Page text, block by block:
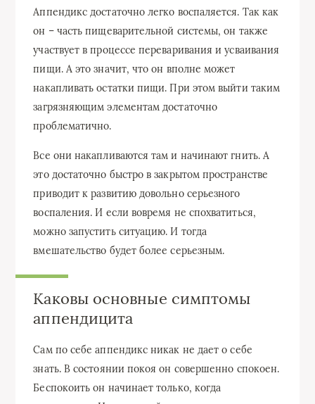
Аппендикс достаточно легко воспаляется. Так как
он – часть пищеварительной системы, он также
участвует в процессе переваривания и усваивания
пищи. А это значит, что он вполне может
накапливать остатки пищи. При этом выйти таким
загрязняющим элементам достаточно
проблематично.
Все они накапливаются там и начинают гнить. А
это достаточно быстро в закрытом пространстве
приводит к развитию довольно серьезного
воспаления. И если вовремя не спохватиться,
можно запустить ситуацию. И тогда
вмешательство будет более серьезным.
Каковы основные симптомы
аппендицита
Сам по себе аппендикс никак не дает о себе
знать. В состоянии покоя он совершенно спокоен.
Беспокоить он начинает только, когда